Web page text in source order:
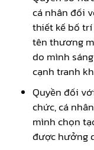
cá nhân đối
thiết kế bố
tên thương
do mình
cạnh tranh
Quyền đối
chức, cá
mình chọn
được hưởng